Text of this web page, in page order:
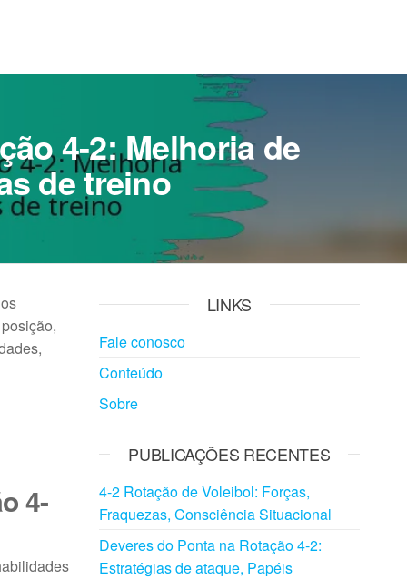
4-2: Melhoria de
de treino
4-
LINKS
Fale conosco
Conteúdo
Sobre
PUBLICAÇÕES RECENTES
4-2 Rotação de Voleibol: Forças,
Fraquezas, Consciência Situacional
Deveres do Ponta na Rotação 4-2:
Estratégias de ataque, Papéis